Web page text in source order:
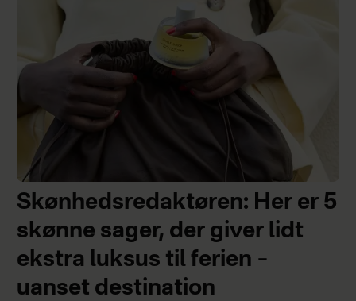
Skønhedsredaktøren: Her er 5
skønne sager, der giver lidt
ekstra luksus til ferien –
uanset destination